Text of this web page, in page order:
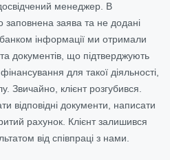
менеджер. В
заповнена заява та не додані
інформації ми отримали
документів, що підтверджують
для такої діяльності,
Звичайно, клієнт розгубився.
відповідні документи, написати
рахунок. Клієнт залишився
від співпраці з нами.